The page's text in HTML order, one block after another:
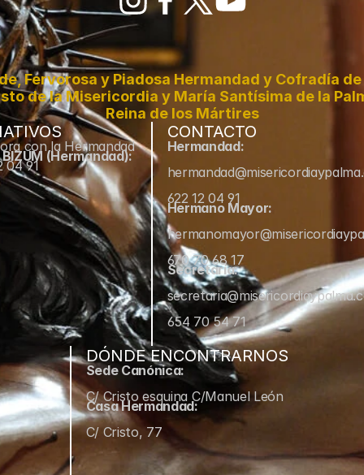
Fervorosa y Piadosa Hermandad y Cofradía
de la Misericordia y María Santísima de la
Reina de los Mártires
con la Hermandad
BIZUM (Hermandad):
04 91
CONTACTO
Hermandad:
622 12 04 91
Hermano Mayor:
670 70 68 17
Secretaría:
654 70 54 71
DÓNDE ENCONTRARNOS
Sede Canónica:
C/ Cristo esquina C/Manuel León
Casa Hermandad:
C/ Cristo, 77